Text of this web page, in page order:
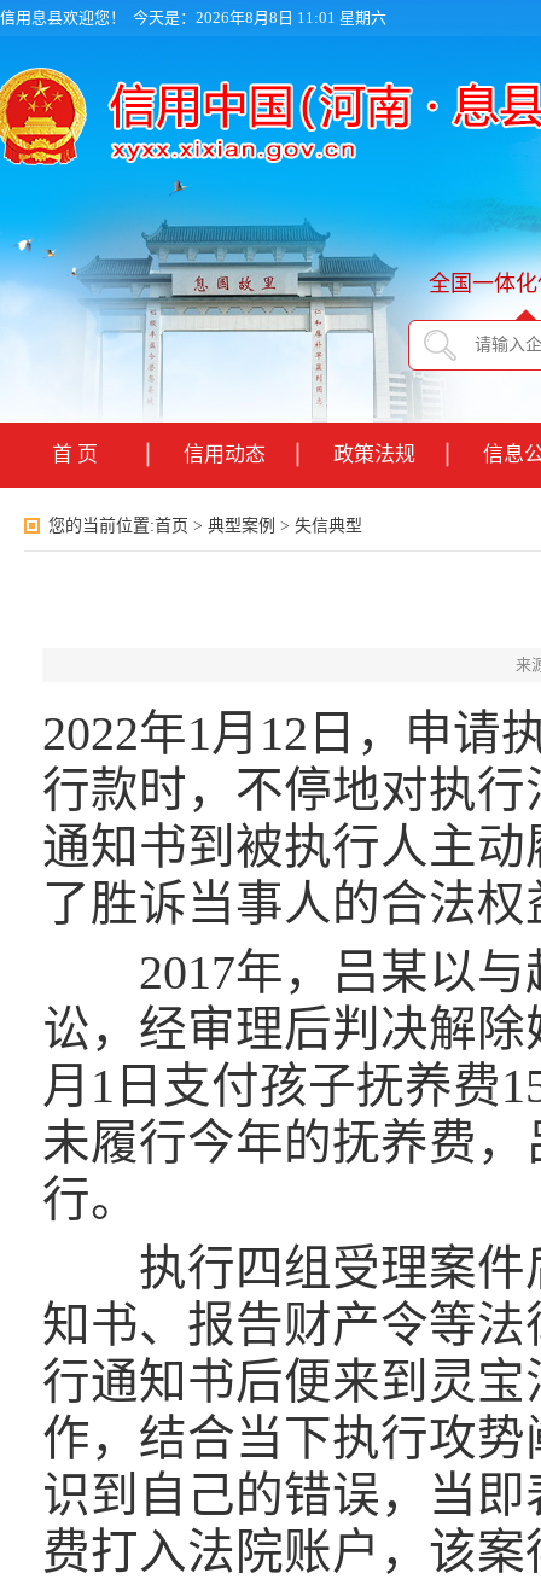
信用息县欢迎您！ 今天是：2026年8月8日 11:01 星期六
全国一体
首 页 信用动态 政策法规 信息
您的当前位置:首页 > 典型案例 > 失信典型
来
2022年1月12日，申请
行款时，不停地对执
通知书到被执行人主
了胜诉当事人的合法
2017年，吕某以与
讼，经审理后判决解
月1日支付孩子抚养费
未履行今年的抚养费
行。
执行四组受理案件
知书、报告财产令等
行通知书后便来到灵
作，结合当下执行攻
识到自己的错误，当
费打入法院账户，该